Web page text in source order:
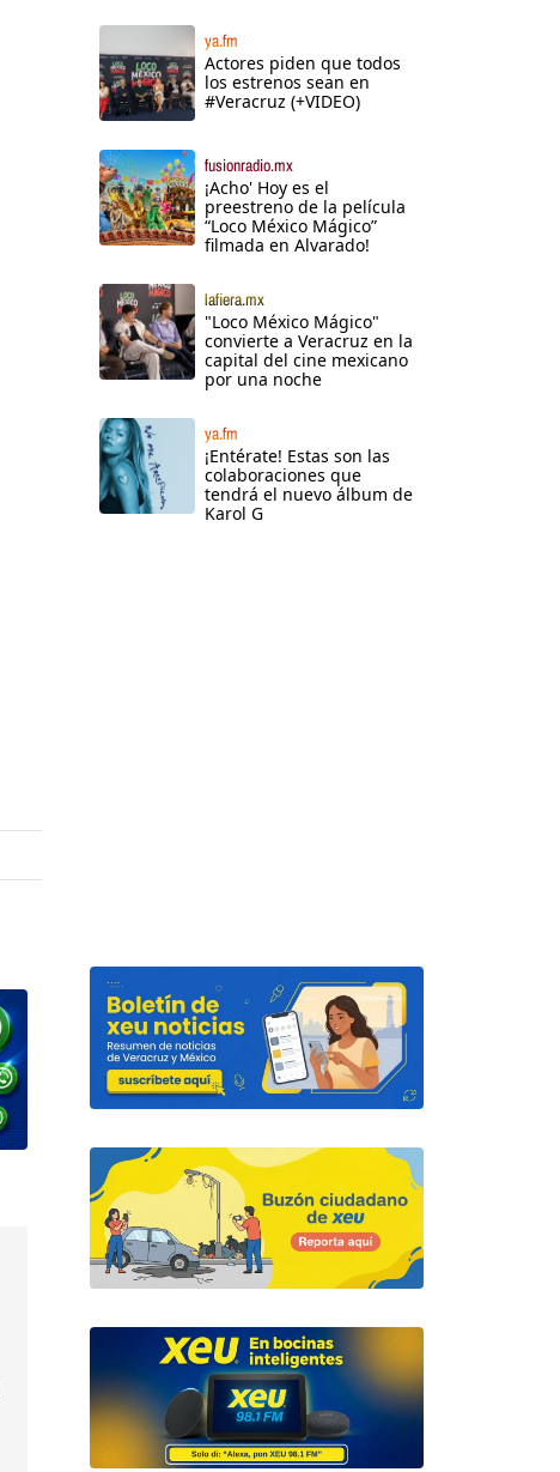
ya.fm
Actores piden que todos
los estrenos sean en
#Veracruz (+VIDEO)
fusionradio.mx
¡Acho' Hoy es el
preestreno de la película
“Loco México Mágico”
filmada en Alvarado!
lafiera.mx
"Loco México Mágico"
convierte a Veracruz en la
capital del cine mexicano
por una noche
ya.fm
¡Entérate! Estas son las
colaboraciones que
tendrá el nuevo álbum de
Karol G